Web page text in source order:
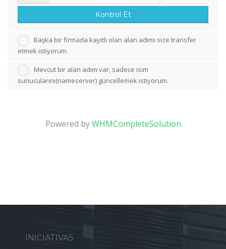
Kontrol Et
Başka bir firmada kayıtlı olan alan adımı size transfer
etmek istiyorum.
Mevcut bir alan adım var, sadece isim
sunucularını(nameserver) güncellemek istiyorum.
Powered byWHMCompleteSolution
INICIATIVAS